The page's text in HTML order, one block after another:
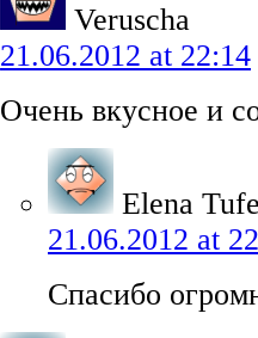
Veruscha
21.06.2012 at 22:14
Очень вкусное и
Elena
21.06.2012 at
Спасибо